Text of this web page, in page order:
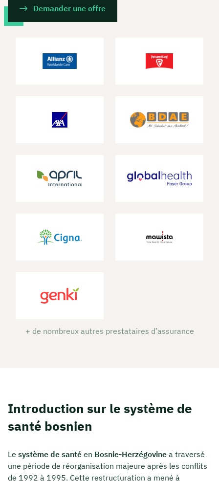
Demander une offre
+ de nombreux autres prestataires d’assurance
Introduction sur le système de
santé bosnien
Le système de santé en Bosnie-Herzégovine a traversé
une période de réorganisation majeure après les conflits
de 1992 à 1995. Cette restructuration a mené à